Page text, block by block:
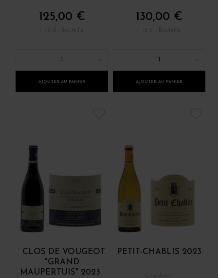
125,00 €
AJOUTER AU PANIER
130,00 €
AJOUTER AU PANIER
CLOS DE VOUGEOT
"GRAND
MAUPERTUIS" 2023
PETIT-CHABLIS 2023